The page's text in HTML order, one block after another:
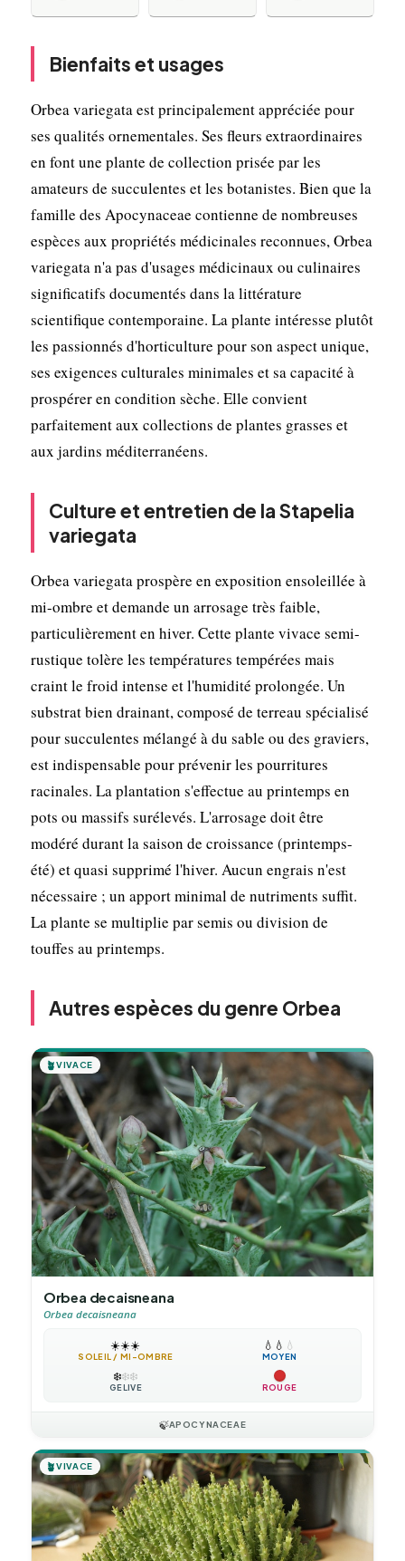
Bienfaits et usages
Orbea variegata est principalement appréciée pour
ses qualités ornementales. Ses fleurs extraordinaires
en font une plante de collection prisée par les
amateurs de succulentes et les botanistes. Bien que la
famille des Apocynaceae contienne de nombreuses
espèces aux propriétés médicinales reconnues, Orbea
variegata n'a pas d'usages médicinaux ou culinaires
significatifs documentés dans la littérature
scientifique contemporaine. La plante intéresse plutôt
les passionnés d'horticulture pour son aspect unique,
ses exigences culturales minimales et sa capacité à
prospérer en condition sèche. Elle convient
parfaitement aux collections de plantes grasses et
aux jardins méditerranéens.
Culture et entretien de la Stapelia
variegata
Orbea variegata prospère en exposition ensoleillée à
mi-ombre et demande un arrosage très faible,
particulièrement en hiver. Cette plante vivace semi-
rustique tolère les températures tempérées mais
craint le froid intense et l'humidité prolongée. Un
substrat bien drainant, composé de terreau spécialisé
pour succulentes mélangé à du sable ou des graviers,
est indispensable pour prévenir les pourritures
racinales. La plantation s'effectue au printemps en
pots ou massifs surélevés. L'arrosage doit être
modéré durant la saison de croissance (printemps-
été) et quasi supprimé l'hiver. Aucun engrais n'est
nécessaire ; un apport minimal de nutriments suffit.
La plante se multiplie par semis ou division de
touffes au printemps.
Autres espèces du genre Orbea
🪴VIVACE
Orbea decaisneana
Orbea decaisneana
☀️☀️☀️
SOLEIL / MI-OMBRE
💧 💧 💧
MOYEN
❄️❄️❄️
GÉLIVE ROUGE
🍃APOCYNACEAE
🪴VIVACE